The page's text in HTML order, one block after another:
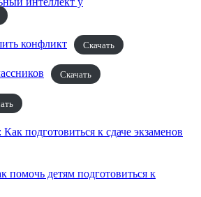
конфликт Скачать
Скачать
подготовиться к сдаче экзаменов
помочь детям подготовиться к